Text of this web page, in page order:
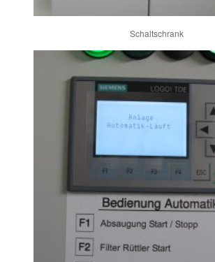
Schaltschrank